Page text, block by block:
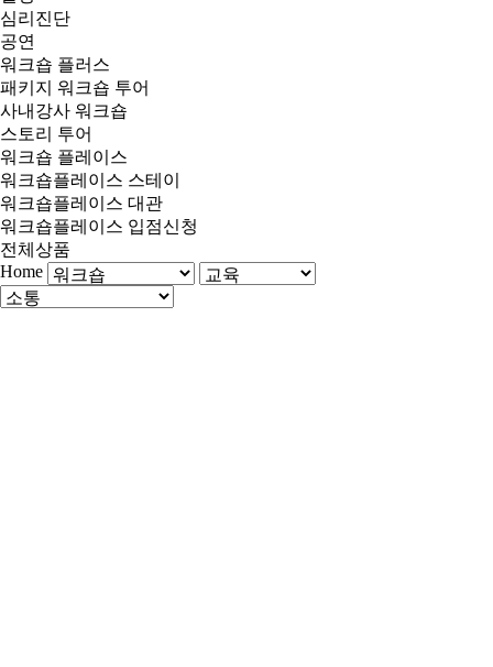
심리진단
공연
워크숍 플러스
패키지 워크숍 투어
사내강사 워크숍
스토리 투어
워크숍 플레이스
워크숍플레이스 스테이
워크숍플레이스 대관
워크숍플레이스 입점신청
전체상품
Home